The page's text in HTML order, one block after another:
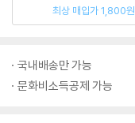
최상 매입가 1,800원
국내배송만 가능
문화비소득공제 가능